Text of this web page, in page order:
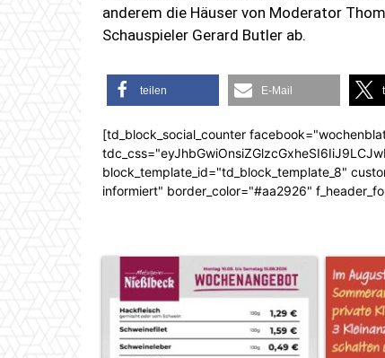
anderem die Häuser von Moderator
Schauspieler Gerard Butler ab.
teilen E-Mail
[td_block_social_counter
block_template_id="td_block_template_8"
informiert" border_color="#aa2926"